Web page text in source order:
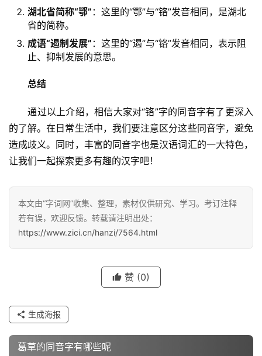
汉
字
反
义
湖北省简称“鄂” ：这里的“鄂”与“铬”发音相同，是湖北
省的简称。
成语“遏制发展” ：这里的“遏”与“铬”发音相同，表示阻
止、抑制发展的意思。
总结
通过以上介绍，相信大家对“铬”字的同音字有了更深入
的了解。在日常生活中，我们要注意区分这些同音字，避免
造成歧义。同时，丰富的同音字也是汉语词汇的一大特色，
让我们一起探索更多有趣的汉字吧！
本文由“字词网”收集、整理，素材仅供研究、学习。考订注释
若有误，欢迎反馈。转载请注明出处：
https://www.zici.cn/hanzi/7564.html
赞 (0)
生成海报
葛草的同音字有哪些呢